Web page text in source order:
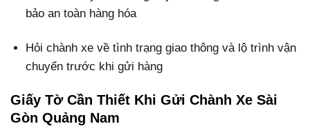
bảo an toàn hàng hóa
Hỏi chành xe về tình trạng giao thông và lộ trình vận
chuyển trước khi gửi hàng
Giấy Tờ Cần Thiết Khi Gửi Chành Xe Sài
Gòn Quảng Nam